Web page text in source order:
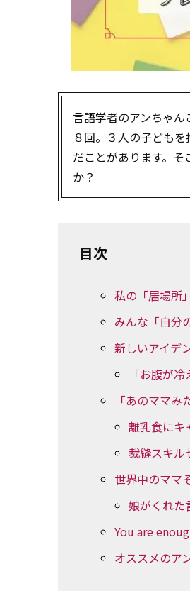
言語学者のアンちゃ
８回。３人の子ども
だことがあります。
か？
目次
私の「居場所
みんな「自分
新しいアイデ
「お腹が
「あのママ
離乳食にキ
裁縫スキル
世界中のママ
娘がくれた
You are
オススメのア